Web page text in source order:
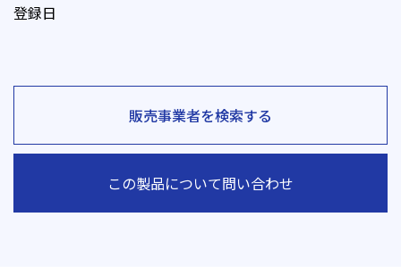
登録日
販売事業者を検索する
この製品について問い合わせ